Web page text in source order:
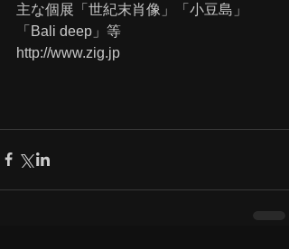
主な個展「世紀末肖像」「小豆島」
「Bali deep」等
http://www.zig.jp